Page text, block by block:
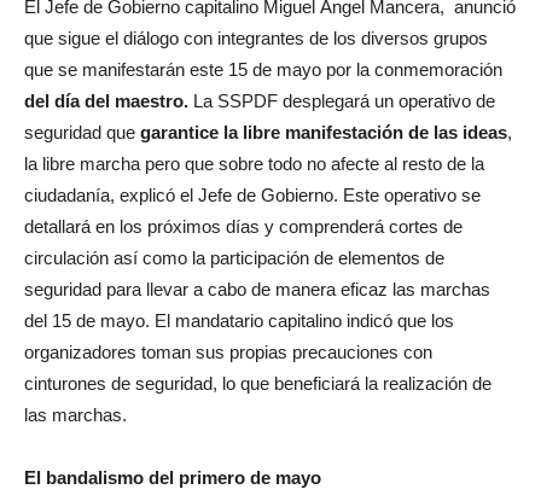
El Jefe de Gobierno capitalino Miguel Ángel Mancera, anunció
que sigue el diálogo con integrantes de los diversos grupos
que se manifestarán este 15 de mayo por la conmemoración
del día del maestro. La SSPDF desplegará un operativo de
seguridad que garantice la libre manifestación de las ideas,
la libre marcha pero que sobre todo no afecte al resto de la
ciudadanía, explicó el Jefe de Gobierno. Este operativo se
detallará en los próximos días y comprenderá cortes de
circulación así como la participación de elementos de
seguridad para llevar a cabo de manera eficaz las marchas
del 15 de mayo. El mandatario capitalino indicó que los
organizadores toman sus propias precauciones con
cinturones de seguridad, lo que beneficiará la realización de
las marchas.
El bandalismo del primero de mayo